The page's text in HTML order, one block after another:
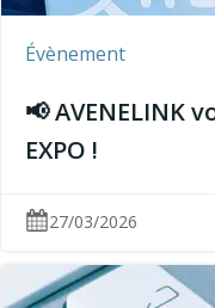
Évènement
📢 AVENELINK
EXPO !
27/03/2026